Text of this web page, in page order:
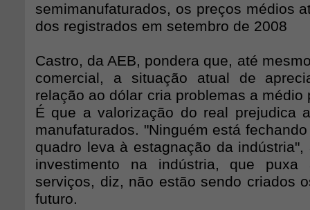
semimanufaturados, os preços médios
dos registrados em setembro de 2008
Castro, da AEB, pondera que, até
comercial, a situação atual de
relação ao dólar cria problemas a médio
É que a valorização do real prejudica
manufaturados. "Ninguém está
quadro leva à estagnação da
investimento na indústria, que
serviços, diz, não estão sendo criados
futuro.